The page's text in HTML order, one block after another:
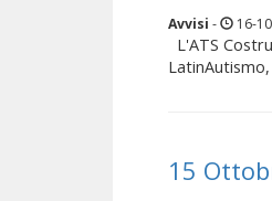
Avvisi - 16-
L'ATS
15